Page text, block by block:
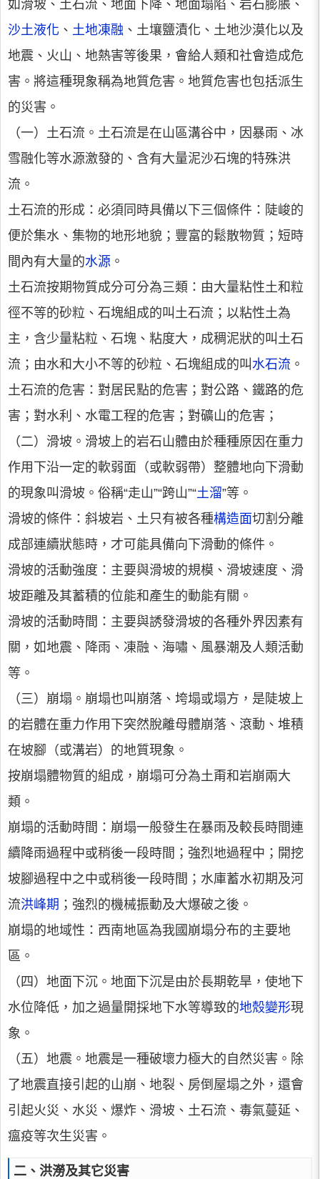
如滑坡、土石流、地面下降、地面塌陷、岩石膨脹、
沙土液化 、 土地凍融 、土壤鹽漬化、土地沙漠化以及
地震、火山、地熱害等後果，會給人類和社會造成危
害。將這種現象稱為地質危害。地質危害也包括派生
的災害。
（一）土石流。土石流是在山區溝谷中，因暴雨、冰
雪融化等水源激發的、含有大量泥沙石塊的特殊洪
流。
土石流的形成：必須同時具備以下三個條件：陡峻的
便於集水、集物的地形地貌；豐富的鬆散物質；短時
間內有大量的水源 。
土石流按期物質成分可分為三類：由大量粘性土和粒
徑不等的砂粒、石塊組成的叫土石流；以粘性土為
主，含少量粘粒、石塊、粘度大，成稠泥狀的叫土石
流；由水和大小不等的砂粒、石塊組成的叫 水石流 。
土石流的危害：對居民點的危害；對公路、鐵路的危
害；對水利、水電工程的危害；對礦山的危害；
（二）滑坡。滑坡上的岩石山體由於種種原因在重力
作用下沿一定的軟弱面（或軟弱帶）整體地向下滑動
的現象叫滑坡。俗稱“走山”“跨山”“土溜”等。
滑坡的條件：斜坡岩、土只有被各種構造面切割分離
成部連續狀態時，才可能具備向下滑動的條件。
滑坡的活動強度：主要與滑坡的規模、滑坡速度、滑
坡距離及其蓄積的位能和產生的動能有關。
滑坡的活動時間：主要與誘發滑坡的各種外界因素有
關，如地震、降雨、凍融、海嘯、風暴潮及人類活動
等。
（三）崩塌。崩塌也叫崩落、垮塌或塌方，是陡坡上
的岩體在重力作用下突然脫離母體崩落、滾動、堆積
在坡腳（或溝岩）的地質現象。
按崩塌體物質的組成，崩塌可分為土甭和岩崩兩大
類。
崩塌的活動時間：崩塌一般發生在暴雨及較長時間連
續降雨過程中或稍後一段時間；強烈地過程中；開挖
坡腳過程中之中或稍後一段時間；水庫蓄水初期及河
流洪峰期 ；強烈的機械振動及大爆破之後。
崩塌的地域性：西南地區為我國崩塌分布的主要地
區。
（四）地面下沉。地面下沉是由於長期乾旱，使地下
水位降低，加之過量開採地下水等導致的地殼變形現
象。
（五）地震。地震是一種破壞力極大的自然災害。除
了地震直接引起的山崩、地裂、房倒屋塌之外，還會
引起火災、水災、爆炸、滑坡、土石流、毒氣蔓延、
瘟疫等次生災害。
二、洪澇及其它災害